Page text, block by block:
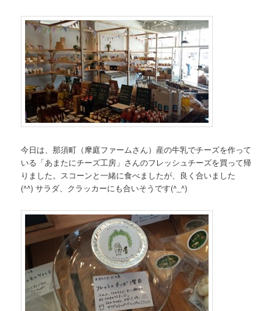
今日は、那須町（摩庭ファームさん）産の牛乳でチーズを作って
いる「あまたにチーズ工房」さんのフレッシュチーズを買って帰
りました。スコーンと一緒に食べましたが、良く合いました
(^^) サラダ、クラッカーにも合いそうです(^_^)